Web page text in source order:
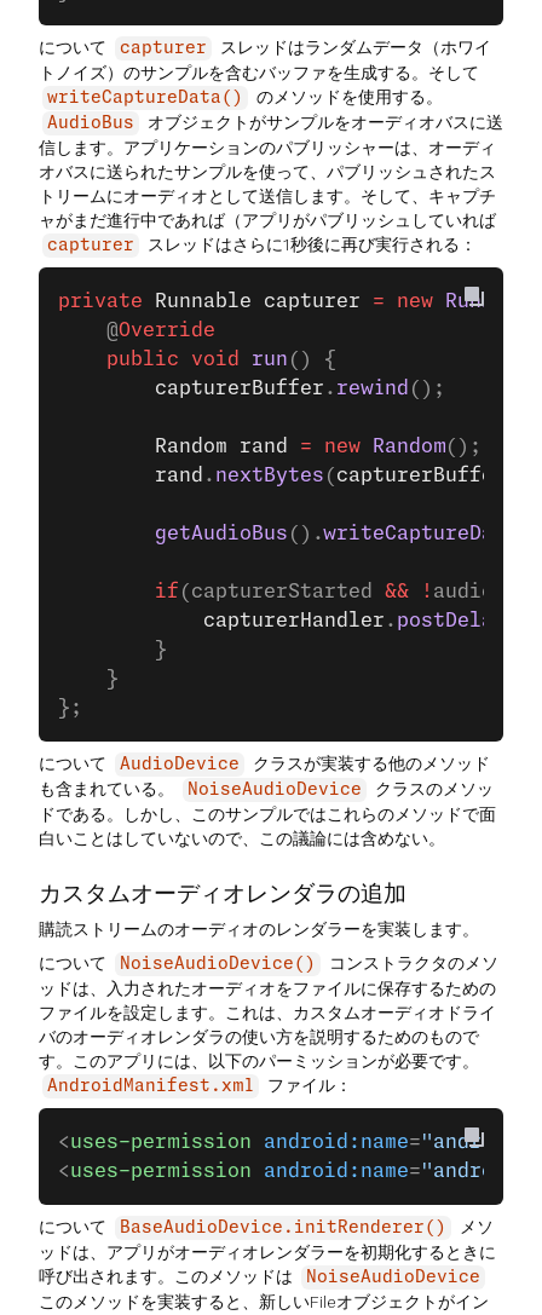
について capturer
スレッドはランダムデータ（ホワイ
トノイズ）のサンプルを含むバッファを生成する。そして
writeCaptureData() のメソッドを使用する。
AudioBus
オブジェクトがサンプルをオーディオバスに送
信します。アプリケーションのパブリッシャーは、オーディ
オバスに送られたサンプルを使って、パブリッシュされたス
トリームにオーディオとして送信します。そして、キャプチ
ャがまだ進行中であれば（アプリがパブリッシュしていれば
capturer スレッドはさらに1秒後に再び実行される：
private Runnable capturer = new Runnable
    @
Override
    public
void run () {
        capturerBuffer
. rewind ();
        Random
rand = new Random();
        rand
. nextBytes ( capturerBuffer
        getAudioBus
().writeCaptureData
        if
(capturerStarted && !
            capturerHandler
. postDelayed
        }
    }
};
について AudioDevice
クラスが実装する他のメソッド
も含まれている。
NoiseAudioDevice
クラスのメソッ
ドである。しかし、このサンプルではこれらのメソッドで面
白いことはしていないので、この議論には含めない。
カスタムオーディオレンダラの追加
購読ストリームのオーディオのレンダラーを実装します。
について
NoiseAudioDevice()
コンストラクタのメソ
ッドは、入力されたオーディオをファイルに保存するための
ファイルを設定します。これは、カスタムオーディオドライ
バのオーディオレンダラの使い方を説明するためのもので
す。このアプリには、以下のパーミッションが必要です。
AndroidManifest.xml ファイル：
<uses-permission android:name=
<uses-permission android:name=
について BaseAudioDevice.initRenderer()
メソ
ッドは、アプリがオーディオレンダラーを初期化するときに
呼び出されます。このメソッドは
NoiseAudioDevice
このメソッドを実装すると、新しいFileオブジェクトがイン